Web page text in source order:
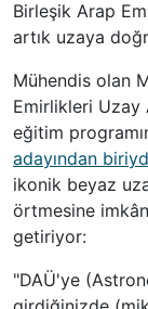
Birleşik Arap
artık uzaya
Mühendis olan
Emirlikleri Uzay
eğitim
adayından
ikonik beyaz
örtmesine
getiriyor:
"DAÜ'ye